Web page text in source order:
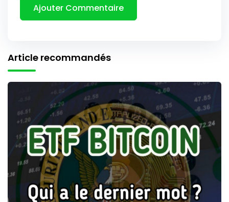
Article recommandés